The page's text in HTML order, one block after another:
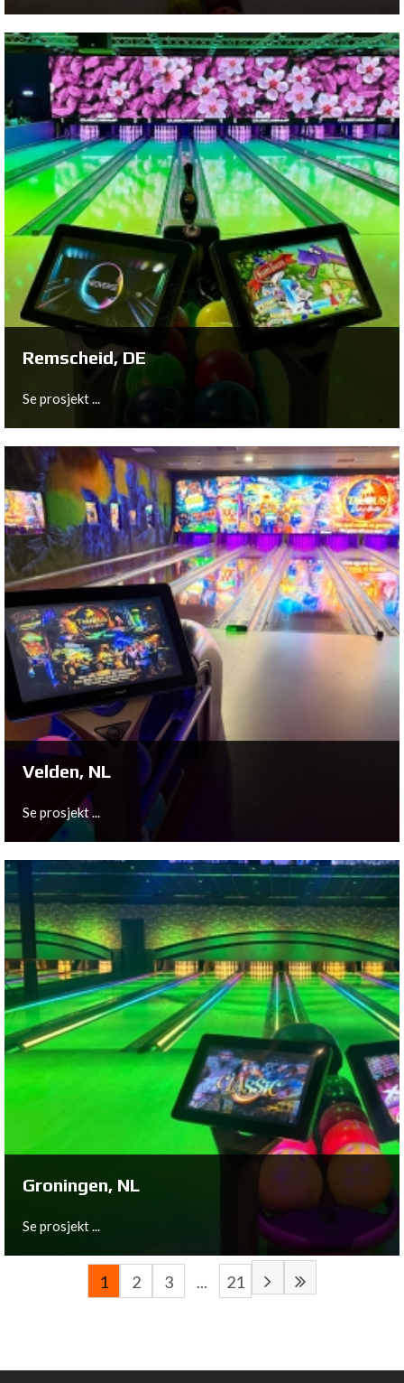
Hohenems, AT
Se prosjekt ...
Remscheid, DE
Se prosjekt ...
Remscheid, DE
Se prosjekt ...
Velden, NL
Se prosjekt ...
Velden, NL
Groningen, NL
Se prosjekt ...
1 2 3 ... 21